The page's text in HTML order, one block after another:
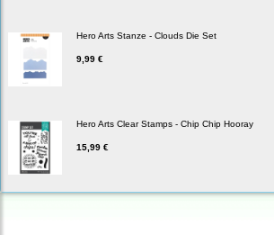
Hero Arts Stanze - Clouds Die Set
9,99 €
Hero Arts Clear Stamps - Chip Chip Hooray
15,99 €